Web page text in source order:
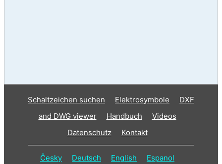
Schaltzeichen suchen Elektrosymbole
DXF
and DWG viewer
Handbuch
Videos
Datenschutz
Kontakt
Česky Deutsch English Espanol